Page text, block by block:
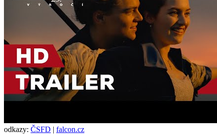
odkazy: ČSFD | falcon.cz